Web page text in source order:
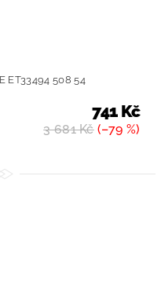
ET33494 508 54
3 681 Kč(–79 %)
741 Kč